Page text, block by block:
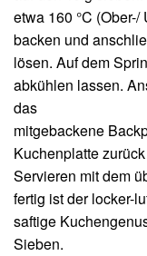
etwa 160 °C (Ober-/
backen und
lösen. Auf dem
abkühlen lassen.
das
mitgebackene
Kuchenplatte
Servieren mit dem
fertig ist der locker-
saftige
Sieben.